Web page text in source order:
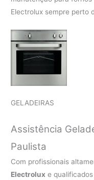
Electrolux sempre perto
GELADEIRAS
Assistência
Paulista
Com profissionais
Electrolux e